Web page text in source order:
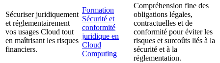
Sécuriser juridiquement
et réglementairement
vos usages Cloud tout
en maîtrisant les risques
financiers.
Formation
Sécurité et
conformité
juridique en
Cloud
Computing
Compréhension fine des
obligations légales,
contractuelles et de
conformité pour éviter les
risques et surcoûts liés à la
sécurité et à la
réglementation.